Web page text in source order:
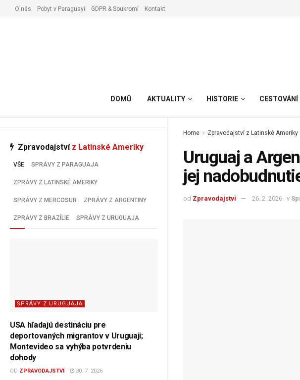
Vyřízení pobytu v Paraguay
Zpravodajství z Latinské Ameriky
VŠE SPRÁVY Z PARAGUAJA
ZPRÁVY Z LATINSKÉ AMERIKY
SPRÁVY Z MERCOSUR ZPRÁVY Z ARGENTINY
ZPRÁVY Z BRAZÍLIE SPRÁVY Z URUGUAJA
SPRÁVY Z URUGUAJA
USA hľadajú destináciu pre
deportovaných migrantov v Uruguaji;
Montevideo sa vyhýba potvrdeniu
dohody
OD ZPRAVODAJSTVÍ 30. 7. 2026
O nás Pobyt v Paraguayi GDPR & Soukromí Kontakt
DOMŮ AKTUALITY HISTORIE CESTOVÁNÍ
Home Zpravodajství z Latinské Ameriky
Uruguaj a
jej
od Zpravodajství 26. 2. 2026 v